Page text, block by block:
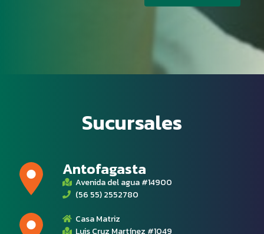
Sucursales
Antofagasta
Avenida del agua #14900
(56 55) 2552780
Casa Matriz
Luis Cruz Martínez #1049